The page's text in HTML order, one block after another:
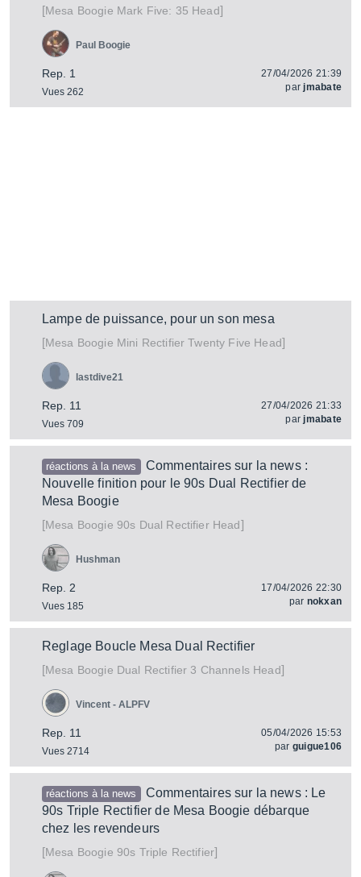
[Mesa Boogie Mark Five: 35 Head]
Rep. 1
Vues 262
Paul Boogie
27/04/2026 21:39
parjmabate
Lampe de puissance, pour un son mesa
[Mesa Boogie Mini Rectifier Twenty Five Head]
Rep. 11
Vues 709
lastdive21
27/04/2026 21:33
parjmabate
réactions à la news
Commentaires sur la news :
Nouvelle finition pour le 90s Dual Rectifier de
Mesa Boogie
[Mesa Boogie 90s Dual Rectifier Head]
Rep. 2
Vues 185
Hushman
17/04/2026 22:30
par nokxan
Reglage Boucle Mesa Dual Rectifier
[Mesa Boogie Dual Rectifier 3 Channels Head]
Rep. 11
Vues 2714
Vincent - ALPFV
05/04/2026 15:53
par guigue106
réactions à la news
Commentaires sur la news : Le
90s Triple Rectifier de Mesa Boogie débarque
chez les revendeurs
[Mesa Boogie 90s Triple Rectifier]